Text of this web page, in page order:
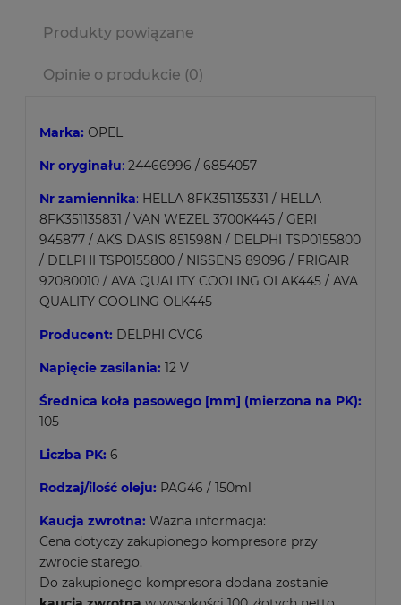
Produkty powiązane
Opinie o produkcie (0)
Marka: OPEL
Nr oryginału: 24466996 / 6854057
Nr zamiennika: HELLA 8FK351135331 / HELLA
8FK351135831 / VAN WEZEL 3700K445 / GERI
945877 / AKS DASIS 851598N / DELPHI TSP0155800
/ DELPHI TSP0155800 / NISSENS 89096 / FRIGAIR
92080010 / AVA QUALITY COOLING OLAK445 / AVA
QUALITY COOLING OLK445
Producent: DELPHI CVC6
Napięcie zasilania: 12 V
Średnica koła pasowego [mm] (mierzona na PK):
105
Liczba PK: 6
Rodzaj/ilość oleju: PAG46 / 150ml
Kaucja zwrotna: Ważna informacja:
Cena dotyczy zakupionego kompresora przy
zwrocie starego.
Do zakupionego kompresora dodana zostanie